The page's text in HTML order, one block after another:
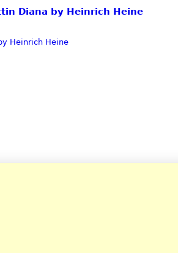
Diana by Heinrich Heine
Heinrich Heine